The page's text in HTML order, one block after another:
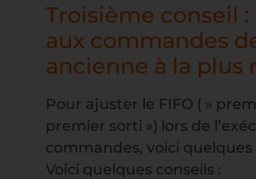
Troisième conseil
aux commandes
ancienne à la plus
Pour ajuster le FIFO ( »
premier sorti ») lors de
commandes, voici quelques
Voici quelques conseils :